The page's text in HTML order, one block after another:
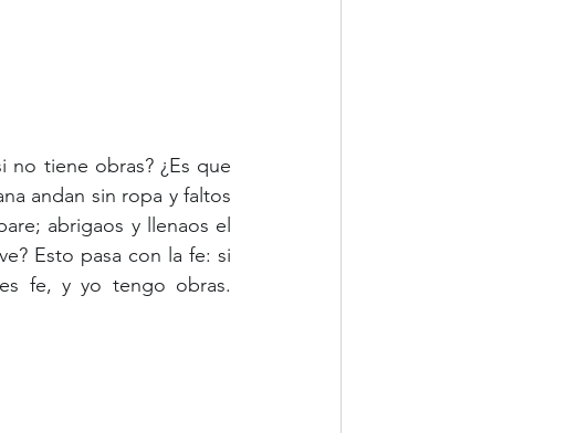
andan sin ropa y faltos
abrigaos y llenaos el
Esto pasa con la fe: si
fe, y yo tengo obras.